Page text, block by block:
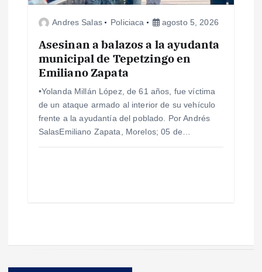
Andres Salas Policiaca agosto 5, 2026
Asesinan a balazos a la ayudanta
municipal de Tepetzingo en
Emiliano Zapata
•Yolanda Millán López, de 61 años, fue víctima
de un ataque armado al interior de su vehículo
frente a la ayudantía del poblado. Por Andrés
SalasEmiliano Zapata, Morelos; 05 de…